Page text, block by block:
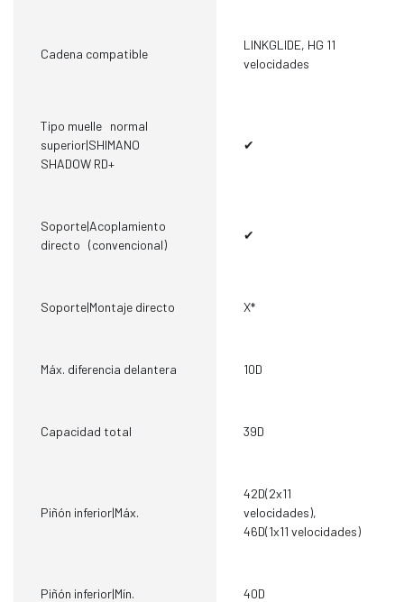
Cadena compatible
LINKGLIDE, HG 11
velocidades
Tipo muelle normal
superior|SHIMANO
SHADOW RD+
✔
Soporte|Acoplamiento
directo (convencional)
✔
Soporte|Montaje directo X*
Máx. diferencia delantera 10D
Capacidad total 39D
Piñón inferior|Máx.
42D(2x11
velocidades),
46D(1x11 velocidades)
Piñón inferior|Mín. 40D